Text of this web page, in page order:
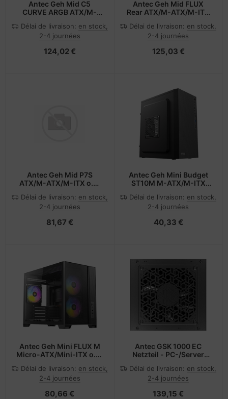
Antec Geh Mid C5
CURVE ARGB ATX/M-
- Midi/Minitower
Délai de livraison: en stock,
2-4 journées
124,02 €
Antec Geh Mid FLUX
Rear ATX/M-ATX/M-ITX
Midi/Minitower - ATX
Délai de livraison: en stock,
2-4 journées
125,03 €
Antec Geh Mid P7S
ATX/M-ATX/M-ITX o.N.
Délai de livraison: en stock,
2-4 journées
81,67 €
Antec Geh Mini Budget
ST10M M-ATX/M-ITX
Délai de livraison: en stock,
2-4 journées
40,33 €
Antec Geh Mini FLUX M
Micro-ATX/Mini-ITX o.N.
Midi/Minitower - ATX
Délai de livraison: en stock,
2-4 journées
80,66 €
Antec GSK 1000 EC
Netzteil - PC-/Server
Délai de livraison: en stock,
2-4 journées
139,15 €